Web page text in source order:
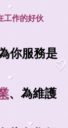
工作的好伙
你服務是
、為維護